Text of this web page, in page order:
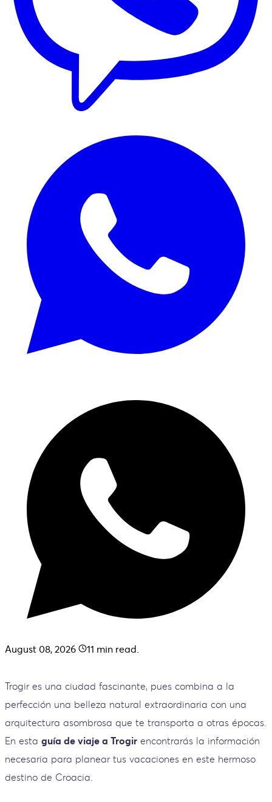
August 08, 2026 11 min read.
Trogir es una ciudad fascinante, pues combina a la
perfección una belleza natural extraordinaria con una
arquitectura asombrosa que te transporta a otras épocas.
En esta guía de viaje a Trogir encontrarás la información
necesaria para planear tus vacaciones en este hermoso
destino de Croacia.